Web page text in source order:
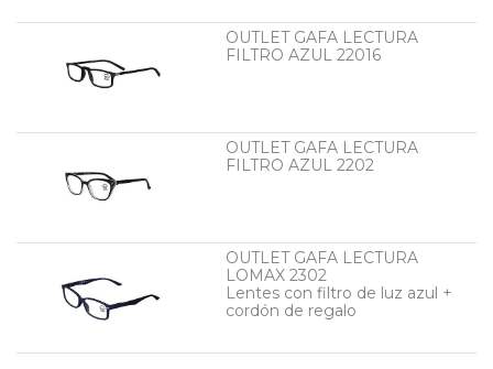
OUTLET GAFA LECTURA
FILTRO AZUL 22016
OUTLET GAFA LECTURA
FILTRO AZUL 2202
OUTLET GAFA LECTURA
LOMAX 2302
Lentes con filtro de luz azul +
cordón de regalo